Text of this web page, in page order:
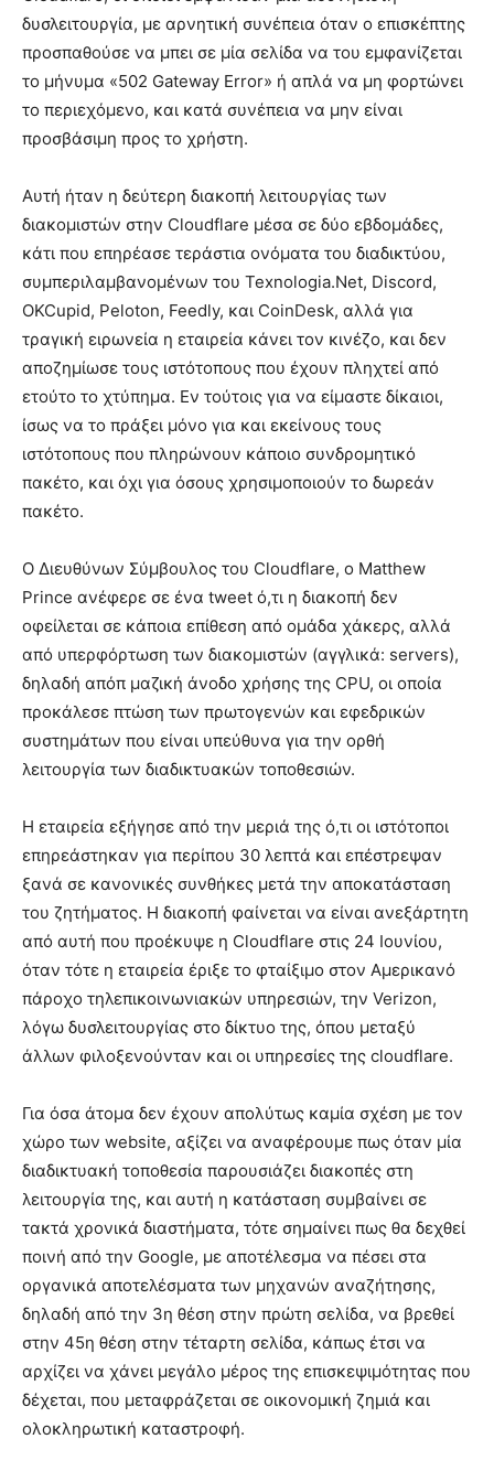
δυσλειτουργία, με αρνητική συνέπεια όταν ο επισκέπτης
προσπαθούσε να μπει σε μία σελίδα να του εμφανίζεται
το μήνυμα «502 Gateway Error» ή απλά να μη φορτώνει
το περιεχόμενο, και κατά συνέπεια να μην είναι
προσβάσιμη προς το χρήστη.
Αυτή ήταν η δεύτερη διακοπή λειτουργίας των
διακομιστών στην Cloudflare μέσα σε δύο εβδομάδες,
κάτι που επηρέασε τεράστια ονόματα του διαδικτύου,
συμπεριλαμβανομένων του Texnologia.Net, Discord,
OKCupid, Peloton, Feedly, και CoinDesk, αλλά για
τραγική ειρωνεία η εταιρεία κάνει τον κινέζο, και δεν
αποζημίωσε τους ιστότοπους που έχουν πληχτεί από
ετούτο το χτύπημα. Εν τούτοις για να είμαστε δίκαιοι,
ίσως να το πράξει μόνο για και εκείνους τους
ιστότοπους που πληρώνουν κάποιο συνδρομητικό
πακέτο, και όχι για όσους χρησιμοποιούν το δωρεάν
πακέτο.
Ο Διευθύνων Σύμβουλος του Cloudflare, ο Matthew
Prince ανέφερε σε ένα tweet ό,τι η διακοπή δεν
οφείλεται σε κάποια επίθεση από ομάδα χάκερς, αλλά
από υπερφόρτωση των διακομιστών (αγγλικά: servers),
δηλαδή απόπ μαζική άνοδο χρήσης της CPU, οι οποία
προκάλεσε πτώση των πρωτογενών και εφεδρικών
συστημάτων που είναι υπεύθυνα για την ορθή
λειτουργία των διαδικτυακών τοποθεσιών.
Η εταιρεία εξήγησε από την μεριά της ό,τι οι ιστότοποι
επηρεάστηκαν για περίπου 30 λεπτά και επέστρεψαν
ξανά σε κανονικές συνθήκες μετά την αποκατάσταση
του ζητήματος. Η διακοπή φαίνεται να είναι ανεξάρτητη
από αυτή που προέκυψε η Cloudflare στις 24 Ιουνίου,
όταν τότε η εταιρεία έριξε το φταίξιμο στον Αμερικανό
πάροχο τηλεπικοινωνιακών υπηρεσιών, την Verizon,
λόγω δυσλειτουργίας στο δίκτυο της, όπου μεταξύ
άλλων φιλοξενούνταν και οι υπηρεσίες της cloudflare.
Για όσα άτομα δεν έχουν απολύτως καμία σχέση με τον
χώρο των website, αξίζει να αναφέρουμε πως όταν μία
διαδικτυακή τοποθεσία παρουσιάζει διακοπές στη
λειτουργία της, και αυτή η κατάσταση συμβαίνει σε
τακτά χρονικά διαστήματα, τότε σημαίνει πως θα δεχθεί
ποινή από την Google, με αποτέλεσμα να πέσει στα
οργανικά αποτελέσματα των μηχανών αναζήτησης,
δηλαδή από την 3η θέση στην πρώτη σελίδα, να βρεθεί
στην 45η θέση στην τέταρτη σελίδα, κάπως έτσι να
αρχίζει να χάνει μεγάλο μέρος της επισκεψιμότητας που
δέχεται, που μεταφράζεται σε οικονομική ζημιά και
ολοκληρωτική καταστροφή.